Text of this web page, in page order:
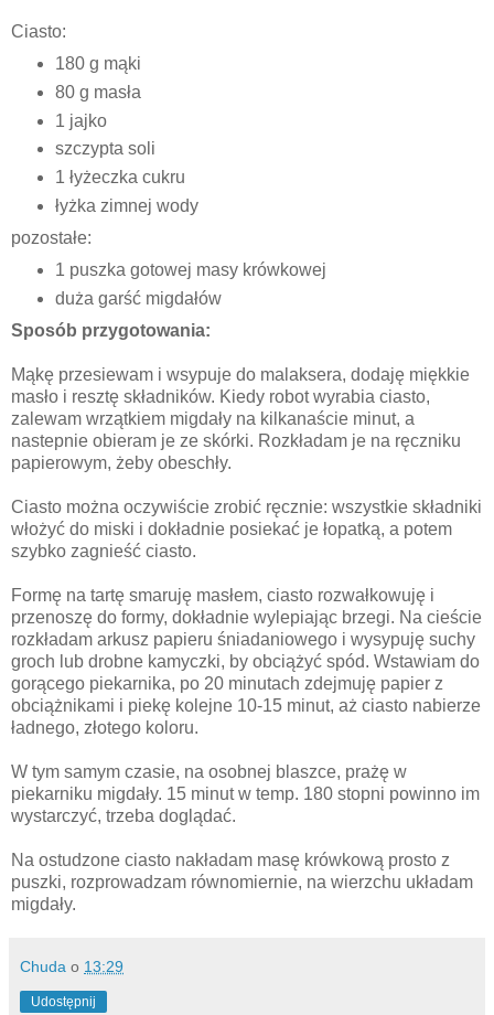
Ciasto:
180 g mąki
80 g masła
1 jajko
szczypta soli
1 łyżeczka cukru
łyżka zimnej wody
pozostałe:
1 puszka gotowej masy krówkowej
duża garść migdałów
Sposób przygotowania:
Mąkę przesiewam i wsypuje do malaksera, dodaję miękkie
masło i resztę składników. Kiedy robot wyrabia ciasto,
zalewam wrzątkiem migdały na kilkanaście minut, a
nastepnie obieram je ze skórki. Rozkładam je na ręczniku
papierowym, żeby obeschły.
Ciasto można oczywiście zrobić ręcznie: wszystkie składniki
włożyć do miski i dokładnie posiekać je łopatką, a potem
szybko zagnieść ciasto.
Formę na tartę smaruję masłem, ciasto rozwałkowuję i
przenoszę do formy, dokładnie wylepiając brzegi. Na cieście
rozkładam arkusz papieru śniadaniowego i wysypuję suchy
groch lub drobne kamyczki, by obciążyć spód. Wstawiam do
gorącego piekarnika, po 20 minutach zdejmuję papier z
obciążnikami i piekę kolejne 10-15 minut, aż ciasto nabierze
ładnego, złotego koloru.
W tym samym czasie, na osobnej blaszce, prażę w
piekarniku migdały. 15 minut w temp. 180 stopni powinno im
wystarczyć, trzeba doglądać.
Na ostudzone ciasto nakładam masę krówkową prosto z
puszki, rozprowadzam równomiernie, na wierzchu układam
migdały.
Chuda o 13:29
Udostępnij